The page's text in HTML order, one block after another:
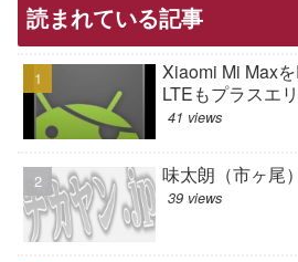
読まれている記事
Xiaomi Mi Max
LTEもプラスエ
41 views
味太朗（市ヶ尾）
39 views